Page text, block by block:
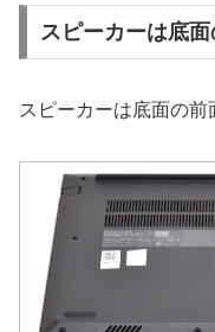
スピーカーは底
スピーカーは底面の前